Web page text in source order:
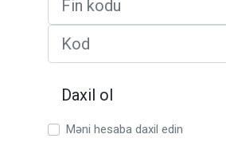
Daxil ol
Məni hesaba daxil edin